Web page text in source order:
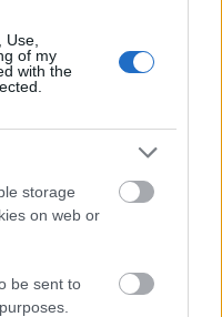
of my
with the
storage
on web or
be sent to
dolog, amit a
életeddel?
kapott tanács
a